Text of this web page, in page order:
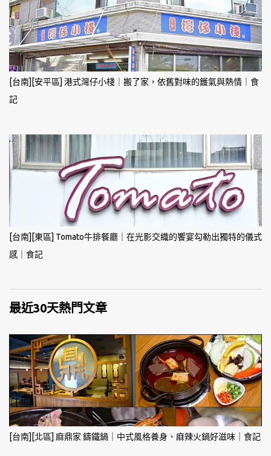
[台南][安平區] 港式灣仔小棧｜搬了家，依舊對味的鑊氣與熱情｜食
記
[台南][東區] Tomato牛排餐廳｜在光影交織的饗宴勾勒出獨特的儀式
感｜食記
最近30天熱門文章
[台南][北區] 麻鼎家 鑄鐵鍋｜中式風格養身、麻辣火鍋好滋味｜食記